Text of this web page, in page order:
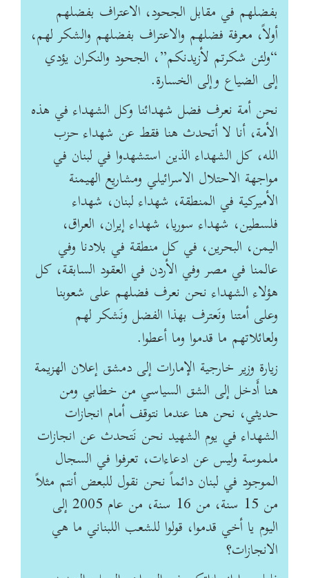
بفضلهم في مقابل الجحود، الاعتراف بفضلهم
أولاً، معرفة ‏فضلهم والاعتراف بفضلهم والشكر لهم،
“ولئن شكرتم لأزيدنكم”، الجحود والنكران يؤدي
إلى الضياع ‏وإلى الخسارة.
نحن أمة نعرف فضل شهدائنا وكل الشهداء في هذه
الأمة، أنا لا أتحدث هنا فقط عن شهداء ‏حزب
الله، كل الشهداء الذين استشهدوا في لبنان في
مواجهة الاحتلال الاسرائيلي ومشاريع الهيمنة
‏الأميركية في المنطقة، شهداء لبنان، شهداء
فلسطين، شهداء سوريا، شهداء إيران، العراق،
اليمن، ‏البحرين، في كل منطقة في بلادنا وفي
عالمنا في مصر وفي الأردن في العقود السابقة، كل
هؤلاء الشهداء ‏نحن نعرف فضلهم على شعوبنا
وعلى أمتنا ونَعترف بهذا الفضل ونَشكر لهم
ولعائلاتهم ما قدموا وما ‏أعطوا. ‏
زيارة وزير خارجية الإمارات إلى دمشق إعلان الهزيمة
هنا أَدخل إلى الشق السياسي من خطابي ومن
حديثي، نحن هنا عندما نتوقف أمام انجازات
الشهداء في يوم ‏الشهيد نحن نَتحدث عن انجازات
ملموسة وليس عن ادعاءات، تعرفوا في السجال
الموجود في لبنان دائماً ‏نحن نقول للبعض أنتم مثلاً
من 15 سنة، من 16 سنة، من عام 2005 إلى
اليوم يا أخي قدموا، قولوا ‏للشعب اللبناني ما هي
الانجازات؟